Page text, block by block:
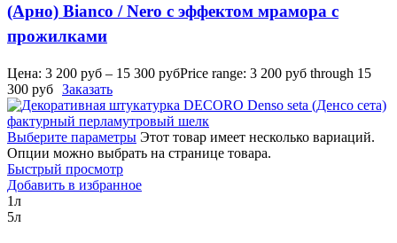
(Арно) Bianco / Nero с эффектом мрамора с
прожилками
Цена: 3 200 руб – 15 300 рубPrice range: 3 200 руб through 15
300 руб Заказать
Выберите параметры Этот товар имеет несколько вариаций.
Опции можно выбрать на странице товара.
Быстрый просмотр
Добавить в избранное
1л
5л